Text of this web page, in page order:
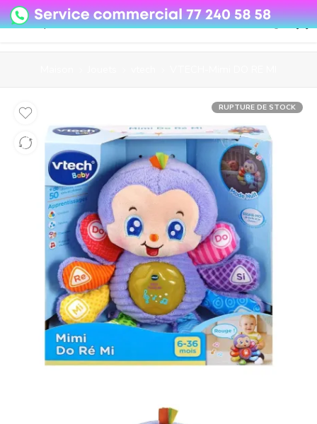
08o35epzeyex8vmjn04i2j4algz26o
RUPTURE DE STOCK